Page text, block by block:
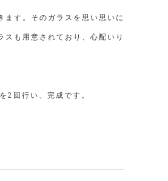
す。そのガラスを思い思いに
も用意されており、心配いり
2回行い、完成です。